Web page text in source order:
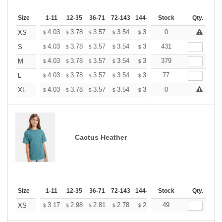
Size 1-11 12-35 36-71 72-143 144-287 288 + More
Stock Qty.
XS $ 4.03 $ 3.78 $ 3.57 $ 3.54 $ 3.48 $ +
0
S
$ 4.03 $ 3.78 $ 3.57 $ 3.54 $ 3.48 $3.45
431
M
$ 4.03 $ 3.78 $ 3.57 $ 3.54 $ 3.48 $3.45
379
L
$ 4.03 $ 3.78 $ 3.57 $ 3.54 $ 3.48 $3.45
77
XL
$ 4.03 $ 3.78 $ 3.57 $ 3.54 $ 3.48 $ +
0
Cactus Heather
Size 1-11 12-35 36-71 72-143 144-287 288 + More
Stock Qty.
XS $ 3.17 $ 2.98 $ 2.81 $ 2.78 $ 2.74 $2.71
49